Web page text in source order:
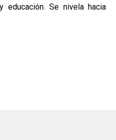
educación. Se nivela hacia